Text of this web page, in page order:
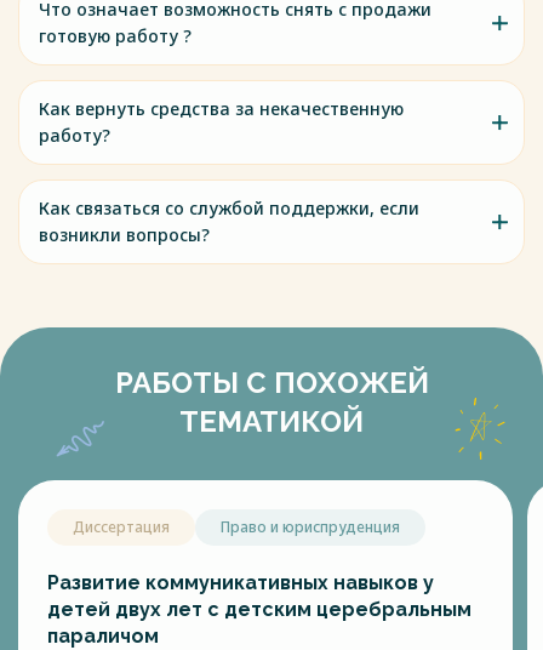
Что означает возможность снять с продажи
готовую работу ?
Как вернуть средства за некачественную
работу?
Как связаться со службой поддержки, если
возникли вопросы?
РАБОТЫ С ПОХОЖЕЙ
ТЕМАТИКОЙ
Диссертация Право и юриспруденция
Развитие коммуникативных навыков у
детей двух лет с детским церебральным
параличом